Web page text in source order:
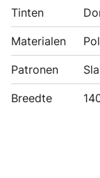
Tinten
Materialen
Patronen
Breedte